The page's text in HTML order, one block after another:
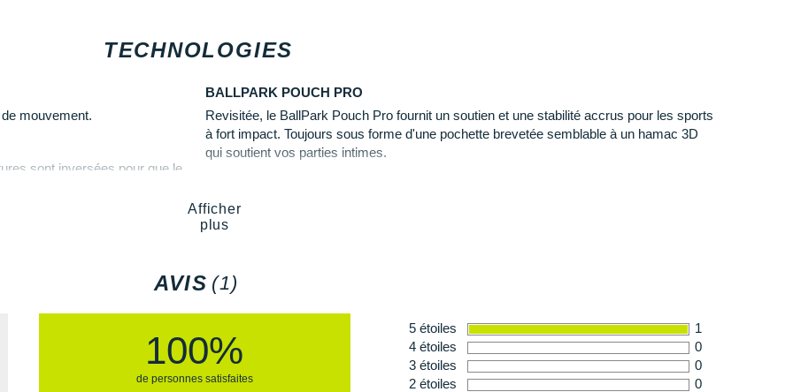
TECHNOLOGIES
mouvement.
sont inversées pour que le
BALLPARK POUCH PRO
Revisitée, le BallPark Pouch Pro fournit un soutien et une stabilité accrus pour les sports
à fort impact. Toujours sous forme d'une pochette brevetée semblable à un hamac 3D
qui soutient vos parties intimes.
Afficher
plus
AVIS (1)
100%
de personnes satisfaites
5 étoiles
1
4 étoiles
0
3 étoiles
0
2 étoiles
0